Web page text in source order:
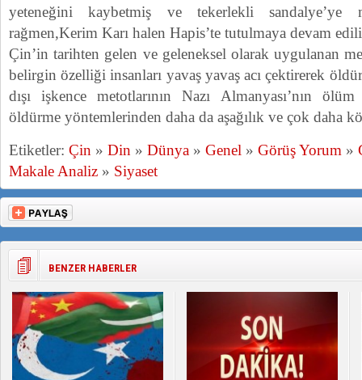
yeteneğini kaybetmiş ve tekerlekli sandalye’ye
rağmen,Kerim Karı halen Hapis’te tutulmaya devam
Çin’in tarihten gelen ve geleneksel olarak uygulanan
belirgin özelliği insanları yavaş yavaş acı çektirerek
dışı işkence metotlarının Nazı Almanyası’nın
öldürme yöntemlerinden daha da aşağılık ve çok daha
Etiketler: Çin » Din » Dünya » Genel » Görüş Yorum »
Makale Analiz » Siyaset
BENZER HABERLER